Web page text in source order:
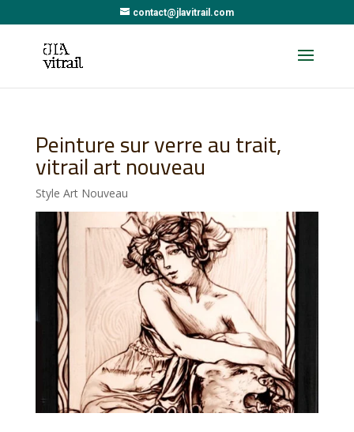
contact@jlavitrail.com
Peinture sur verre au trait,
vitrail art nouveau
Style Art Nouveau